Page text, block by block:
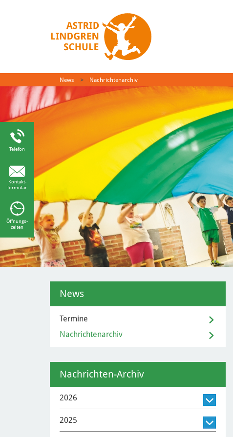
News Nachrichtenarchiv
News
Termine
Nachrichtenarchiv
Nachrichten-Archiv
2026
2025
Telefon
Kontakt-
formular
Öffnungs-
zeiten